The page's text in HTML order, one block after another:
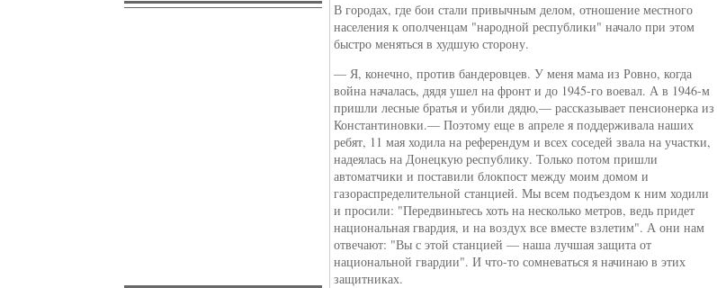
В городах, где бои стали привычным делом, отношение местного
населения к ополченцам "народной республики" начало при этом
быстро меняться в худшую сторону.
— Я, конечно, против бандеровцев. У меня мама из Ровно, когда
война началась, дядя ушел на фронт и до 1945-го воевал. А в 1946-м
пришли лесные братья и убили дядю,— рассказывает пенсионерка из
Константиновки.— Поэтому еще в апреле я поддерживала наших
ребят, 11 мая ходила на референдум и всех соседей звала на участки,
надеялась на Донецкую республику. Только потом пришли
автоматчики и поставили блокпост между моим домом и
газораспределительной станцией. Мы всем подъездом к ним ходили
и просили: "Передвиньтесь хоть на несколько метров, ведь придет
национальная гвардия, и на воздух все вместе взлетим". А они нам
отвечают: "Вы с этой станцией — наша лучшая защита от
национальной гвардии". И что-то сомневаться я начинаю в этих
защитниках.